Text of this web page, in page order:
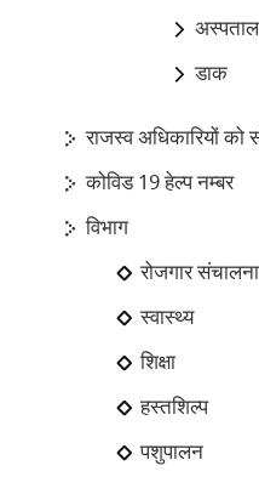
अस्पताल
डाक
राजस्‍व अधिकारियों को
कोविड 19 हेल्‍प नम्‍बर
विभाग
रोजगार
स्वास्थ्य
शिक्षा
हस्तशिल्प
पशुपालन